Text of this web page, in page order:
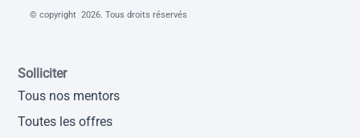
© copyright 2026. Tous droits réservés
Solliciter
Tous nos mentors
Toutes les offres